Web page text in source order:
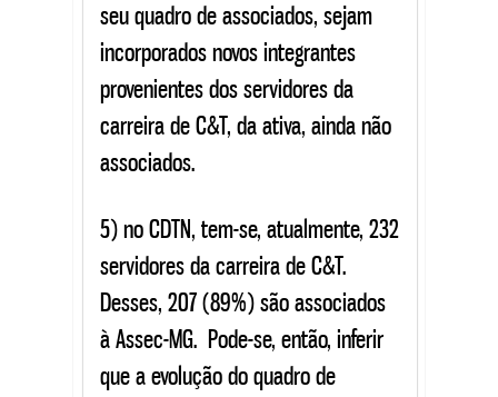
seu quadro de associados, sejam
incorporados novos integrantes
provenientes dos servidores da
carreira de C&T, da ativa, ainda não
associados.
5) no CDTN, tem-se, atualmente, 232
servidores da carreira de C&T.
Desses, 207 (89%) são associados
à Assec-MG. Pode-se, então, inferir
que a evolução do quadro de